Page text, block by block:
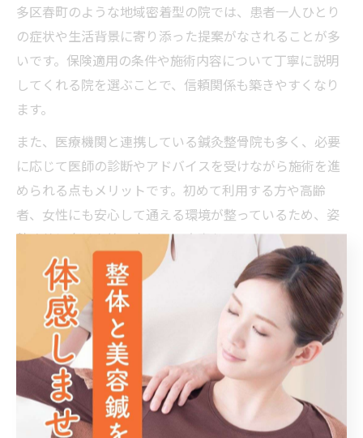
多区春町のような地域密着型の院では、患者一人ひとり
の症状や生活背景に寄り添った提案がなされることが多
いです。保険適用の条件や施術内容について丁寧に説明
してくれる院を選ぶことで、信頼関係も築きやすくなり
ます。
また、医療機関と連携している鍼灸整骨院も多く、必要
に応じて医師の診断やアドバイスを受けながら施術を進
められる点もメリットです。初めて利用する方や高齢
者、女性にも安心して通える環境が整っているため、姿
勢改善に向けた第一歩として大変おすすめです。
骨盤矯正に強い鍼灸整骨院が導く
変化
骨盤矯正に強い鍼灸整骨院の施術比較表
院名 施術方法 保険適用 料金（税込）